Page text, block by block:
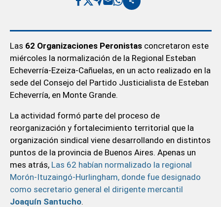
Las 62 Organizaciones Peronistasconcretaron este
miércoles la normalización de la Regional Esteban
Echeverría-Ezeiza-Cañuelas, en un acto realizado en la
sede del Consejo del Partido Justicialista de Esteban
Echeverría, en Monte Grande.
La actividad formó parte del proceso de
reorganización y fortalecimiento territorial que la
organización sindical viene desarrollando en distintos
puntos de la provincia de Buenos Aires. Apenas un
mes atrás, Las 62 habían normalizado la regional
Morón-Ituzaingó-Hurlingham, donde fue designado
como secretario general el dirigente mercantil
Joaquín Santucho.